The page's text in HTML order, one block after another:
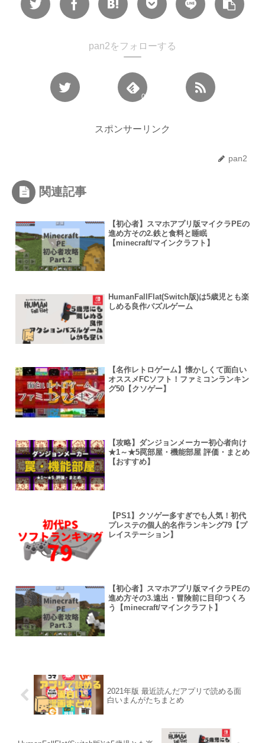
pan2をフォローする
0
スポンサーリンク
pan2
関連記事
【初心者】スマホアプリ版マイクラPEの
進め方その2.鉄と食料と睡眠
【minecraft/マインクラフト】
HumanFallFlat(Switch版)は5歳児とも楽
しめる良作パズルゲーム
【名作レトロゲーム】懐かしくて面白い
オススメFCソフト！ファミコンランキン
グ50【クソゲー】
【攻略】ダンジョンメーカー初心者向け
★1～★5罠部屋・機能部屋 評価・まとめ
【おすすめ】
【PS1】クソゲー多すぎでも人気！初代
プレステの個人的名作ランキング79【プ
レイステーション】
【初心者】スマホアプリ版マイクラPEの
進め方その3.遠出・冒険前に目印つくろ
う【minecraft/マインクラフト】
2021年版 最近読んだアプリで読める面
白いまんがたちまとめ